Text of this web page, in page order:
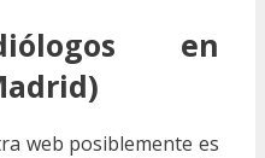
en
web posiblemente es